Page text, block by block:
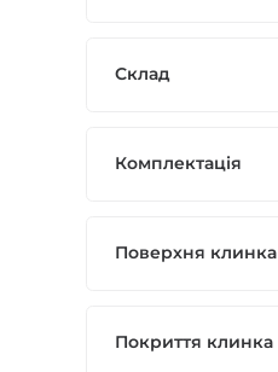
Склад
Комплектація
Поверхня клинка
Покриття клинка